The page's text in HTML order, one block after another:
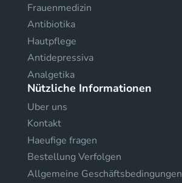
Frauenmedizin
Antibiotika
Hautpflege
Antidepressiva
Analgetika
Nützliche Informationen
Uber uns
Kontakt
Haeufige fragen
Bestellung Verfolgen
Allgemeine Geschäftsbedingungen